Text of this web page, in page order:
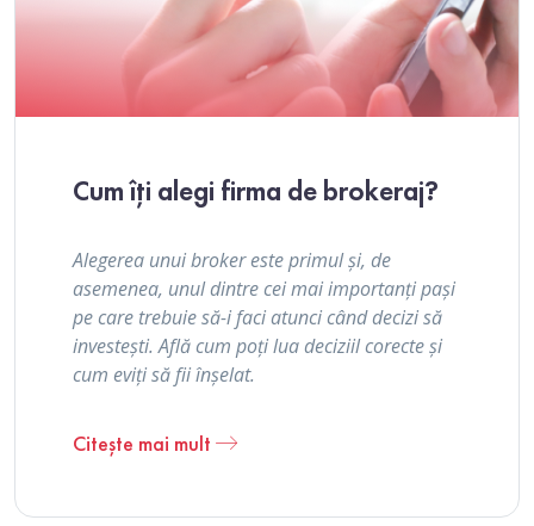
Cum îți alegi firma de brokeraj?
Alegerea unui broker este primul și, de
asemenea, unul dintre cei mai importanți pași
pe care trebuie să-i faci atunci când decizi să
investești. Află cum poți lua deciziil corecte și
cum eviți să fii înșelat.
Citește mai mult